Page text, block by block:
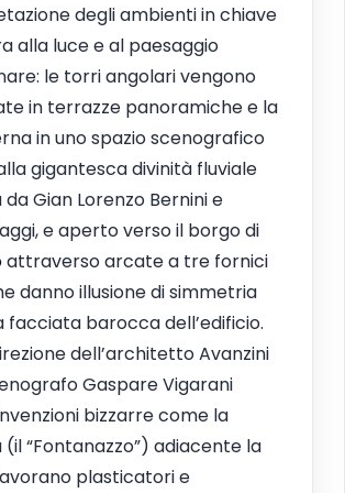
degli ambienti in chiave
alla luce e al paesaggio
le torri angolari vengono
in terrazze panoramiche e la
in uno spazio scenografico
gigantesca divinità fluviale
Gian Lorenzo Bernini e
e aperto verso il borgo di
attraverso arcate a tre fornici
danno illusione di simmetria
facciata barocca dell’edificio.
dell’architetto Avanzini
Gaspare Vigarani
bizzarre come la
(il “Fontanazzo”) adiacente la
plasticatori e